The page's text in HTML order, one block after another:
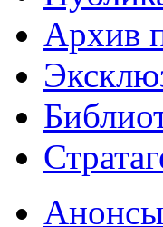
Архив
Анонсы